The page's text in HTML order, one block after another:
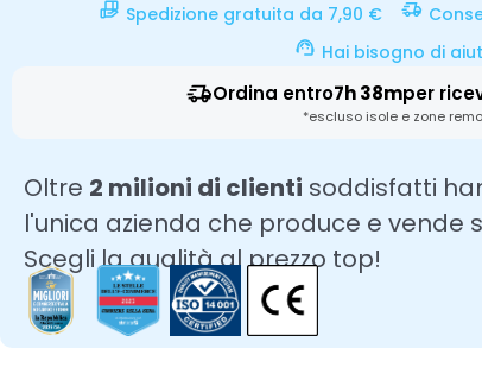
Spedizione gratuita da 7,90 €
Hai bisogno di
Ordina entro7h 38mper
*escluso isole e zone
Oltre 2 milioni di clienti soddisfatti
l'unica azienda che produce e vende
Scegli la qualità al prezzo top!